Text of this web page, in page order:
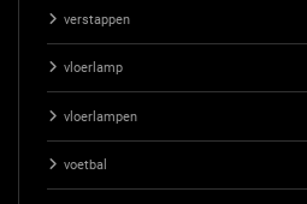
verstappen
vloerlamp
vloerlampen
voetbal